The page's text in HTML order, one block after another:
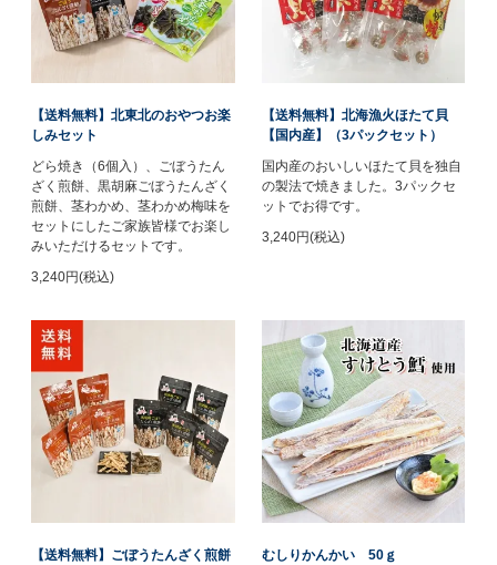
【送料無料】北東北のおやつお楽
しみセット
どら焼き（6個入）、ごぼうたん
ざく煎餅、黒胡麻ごぼうたんざく
煎餅、茎わかめ、茎わかめ梅味を
セットにしたご家族皆様でお楽し
みいただけるセットです。
3,240円(税込)
【送料無料】北海漁火ほたて貝
【国内産】（3パックセット）
国内産のおいしいほたて貝を独自
の製法で焼きました。3パックセ
ットでお得です。
3,240円(税込)
【送料無料】ごぼうたんざく煎餅
むしりかんかい 50ｇ